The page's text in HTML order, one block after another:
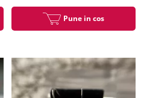
Pune in cos